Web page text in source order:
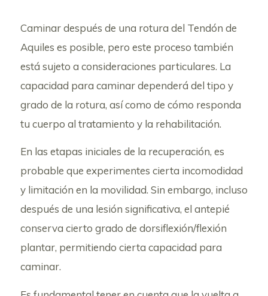
Caminar después de una rotura del Tendón de
Aquiles es posible, pero este proceso también
está sujeto a consideraciones particulares. La
capacidad para caminar dependerá del tipo y
grado de la rotura, así como de cómo responda
tu cuerpo al tratamiento y la rehabilitación.
En las etapas iniciales de la recuperación, es
probable que experimentes cierta incomodidad
y limitación en la movilidad. Sin embargo, incluso
después de una lesión significativa, el antepié
conserva cierto grado de dorsiflexión/flexión
plantar, permitiendo cierta capacidad para
caminar.